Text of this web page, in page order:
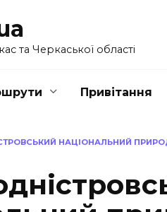
та Черкаської області
Привітання
НАЦІОНАЛЬНИЙ